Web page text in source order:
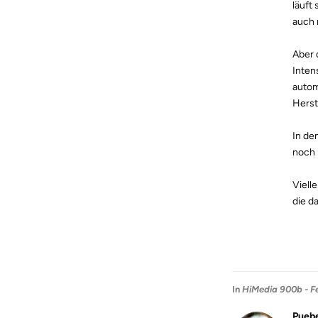
läuft
auch
Aber
In
noch
die
In HiMedia 900b -